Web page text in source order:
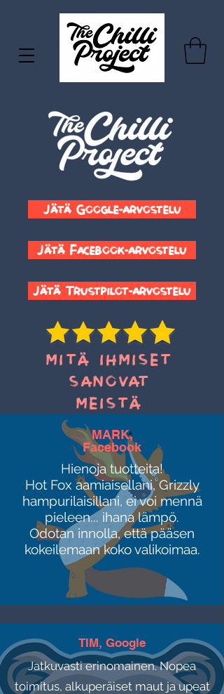
Jätä Google-arvostelu
Jätä Facebook-arvostelu
Jätä Trustpilot-arvostelu
MITÄ IHMISET
SANOVAT
MEISTÄ
MARK,
Facebook
Hienoja tuotteita!
Hot Fox aamiaisellani, Grizzly
hampurilaisillani, ei voi mennä
pieleen... ihana lämpö.
Odotan innolla, että pääsen
kokeilemaan koko valikoimaa.
TIM, Google
Jatkuvasti erinomainen. Nopea
toimitus, alkuperäiset maut ja upeat